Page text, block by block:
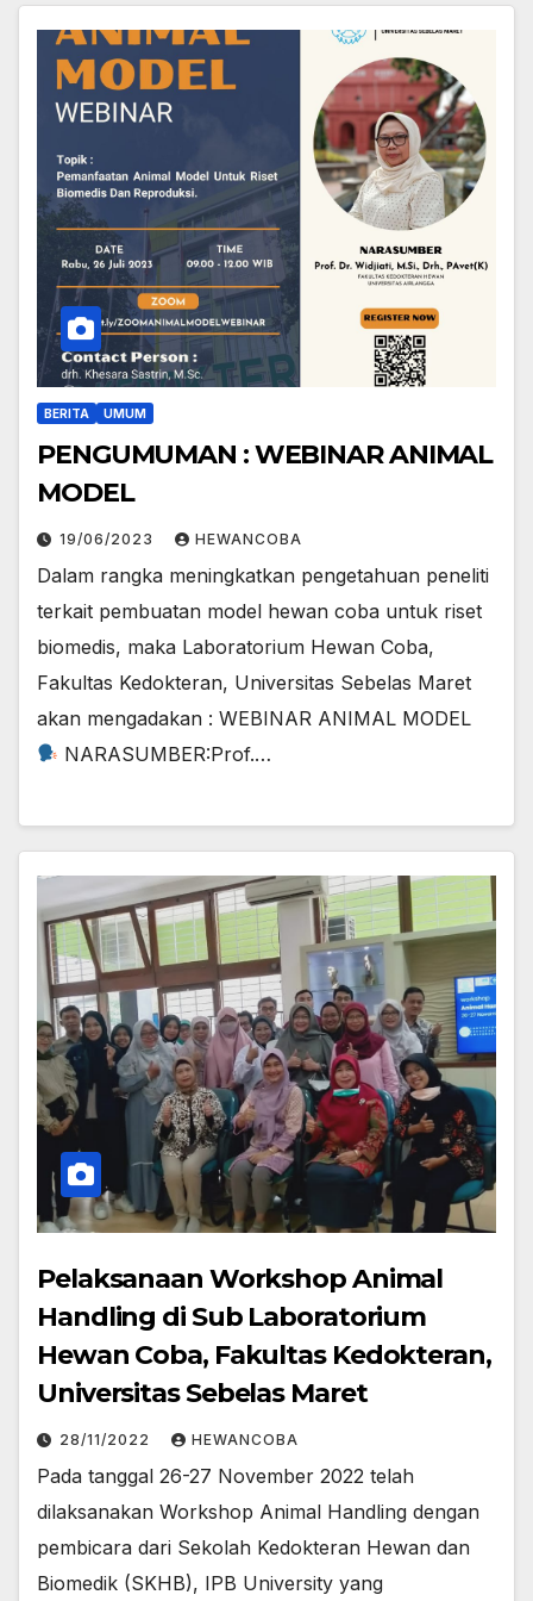
BERITA UMUM
PENGUMUMAN : WEBINAR ANIMAL
MODEL
19/06/2023 HEWANCOBA
Dalam rangka meningkatkan pengetahuan peneliti
terkait pembuatan model hewan coba untuk riset
biomedis, maka Laboratorium Hewan Coba,
Fakultas Kedokteran, Universitas Sebelas Maret
akan mengadakan : WEBINAR ANIMAL MODEL
NARASUMBER:Prof.…
Pelaksanaan Workshop Animal
Handling di Sub Laboratorium
Hewan Coba, Fakultas Kedokteran,
Universitas Sebelas Maret
28/11/2022 HEWANCOBA
Pada tanggal 26-27 November 2022 telah
dilaksanakan Workshop Animal Handling dengan
pembicara dari Sekolah Kedokteran Hewan dan
Biomedik (SKHB), IPB University yang